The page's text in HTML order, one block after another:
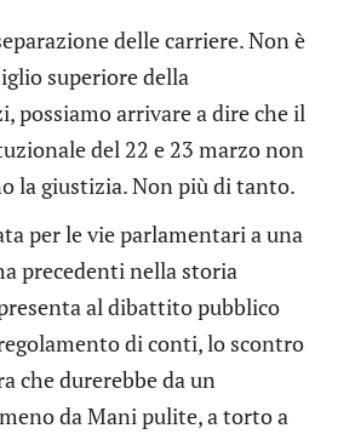
delle carriere. Non è
superiore della
possiamo arrivare a dire che il
del 22 e 23 marzo non
la giustizia. Non più di tanto.
per le vie parlamentari a una
precedenti nella storia
al dibattito pubblico
di conti, lo scontro
che durerebbe da un
da Mani pulite, a torto a